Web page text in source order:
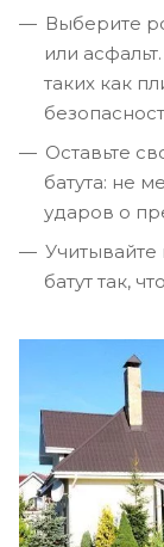
Выберите
или
таких как
Оставьте
батута: не
ударов о
Учитывайте
батут так,